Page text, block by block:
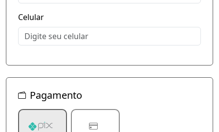
Celular
Pagamento